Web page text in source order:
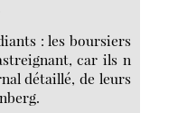
: les boursiers
car ils n
détaillé, de leurs